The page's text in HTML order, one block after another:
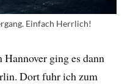
Einfach Herrlich!
ging es dann
Dort fuhr ich zum